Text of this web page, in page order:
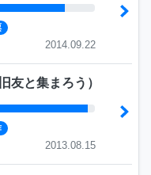
2014.09.22
旧友と集まろう ）
2013.08.15